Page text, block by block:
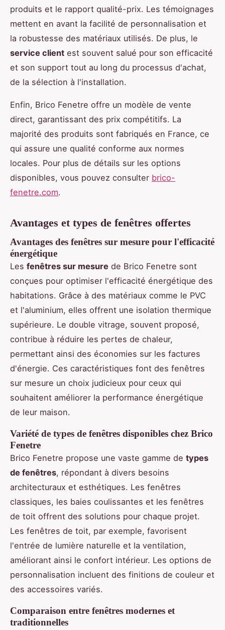
produits et le rapport qualité-prix. Les témoignages
mettent en avant la facilité de personnalisation et
la robustesse des matériaux utilisés. De plus, le
service client est souvent salué pour son efficacité
et son support tout au long du processus d'achat,
de la sélection à l'installation.
Enfin, Brico Fenetre offre un modèle de vente
direct, garantissant des prix compétitifs. La
majorité des produits sont fabriqués en France, ce
qui assure une qualité conforme aux normes
locales. Pour plus de détails sur les options
disponibles, vous pouvez consulter brico-
fenetre.com.
Avantages et types de fenêtres offertes
Avantages des fenêtres sur mesure pour l'efficacité
énergétique
Les fenêtres sur mesure de Brico Fenetre sont
conçues pour optimiser l'efficacité énergétique des
habitations. Grâce à des matériaux comme le PVC
et l'aluminium, elles offrent une isolation thermique
supérieure. Le double vitrage, souvent proposé,
contribue à réduire les pertes de chaleur,
permettant ainsi des économies sur les factures
d'énergie. Ces caractéristiques font des fenêtres
sur mesure un choix judicieux pour ceux qui
souhaitent améliorer la performance énergétique
de leur maison.
Variété de types de fenêtres disponibles chez Brico
Fenetre
Brico Fenetre propose une vaste gamme de types
de fenêtres, répondant à divers besoins
architecturaux et esthétiques. Les fenêtres
classiques, les baies coulissantes et les fenêtres
de toit offrent des solutions pour chaque projet.
Les fenêtres de toit, par exemple, favorisent
l'entrée de lumière naturelle et la ventilation,
améliorant ainsi le confort intérieur. Les options de
personnalisation incluent des finitions de couleur et
des accessoires variés.
Comparaison entre fenêtres modernes et
traditionnelles